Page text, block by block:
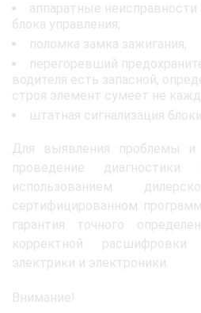
аппаратные
блока управления;
поломка замка зажигания;
перегоревший
водителя есть запасной,
строя элемент сумеет не
штатная сигнализация
Для выявления проблемы и
проведение
использованием
сертифицированном
гарантия точного
корректной
электрики и электроники.
Внимание!